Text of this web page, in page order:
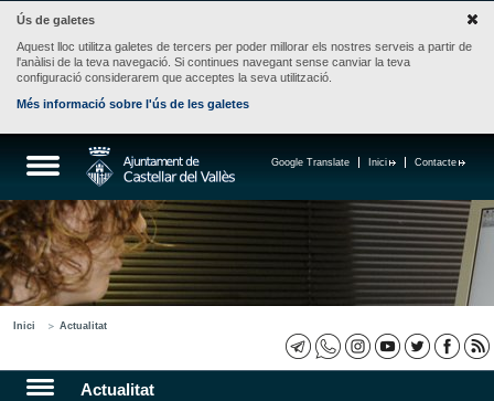
Ús de galetes
Aquest lloc utilitza galetes de tercers per poder millorar els nostres serveis a partir de
l'anàlisi de la teva navegació. Si continues navegant sense canviar la teva
configuració considerarem que acceptes la seva utilització.
Més informació sobre l'ús de les galetes
Contacte
Inici
Google Translate
Inici Actualitat
Actualitat